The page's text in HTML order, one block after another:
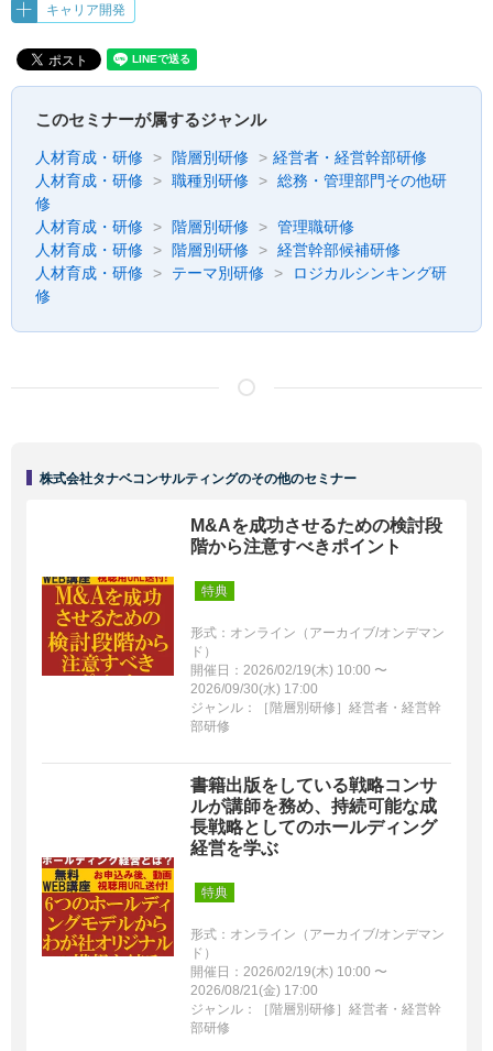
キャリア開発
このセミナーが属するジャンル
人材育成・研修 階層別研修
経営者・経営幹部研修
人材育成・研修
職種別研修
総務・管理部門その他研
修
人材育成・研修
階層別研修
管理職研修
人材育成・研修
階層別研修
経営幹部候補研修
人材育成・研修
テーマ別研修
ロジカルシンキング研
修
株式会社タナベコンサルティングのその他のセミナー
M&Aを成功させるための検討段
階から注意すべきポイント
特典
形式：オンライン（アーカイブ/オンデマン
ド）
開催日：2026/02/19(木) 10:00 〜
2026/09/30(水) 17:00
ジャンル：［階層別研修］経営者・経営幹
部研修
書籍出版をしている戦略コンサ
ルが講師を務め、持続可能な成
長戦略としてのホールディング
経営を学ぶ
特典
形式：オンライン（アーカイブ/オンデマン
ド）
開催日：2026/02/19(木) 10:00 〜
2026/08/21(金) 17:00
ジャンル：［階層別研修］経営者・経営幹
部研修